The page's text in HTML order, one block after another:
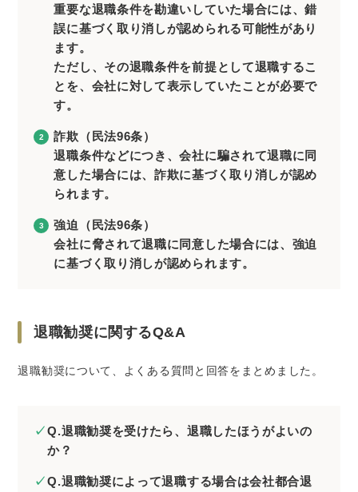
重要な退職条件を勘違いしていた場合には、錯
誤に基づく取り消しが認められる可能性があり
ます。
ただし、その退職条件を前提として退職するこ
とを、会社に対して表示していたことが必要で
す。
詐欺（民法96条）
退職条件などにつき、会社に騙されて退職に同
意した場合には、詐欺に基づく取り消しが認め
られます。
強迫（民法96条）
会社に脅されて退職に同意した場合には、強迫
に基づく取り消しが認められます。
退職勧奨に関するQ&A
退職勧奨について、よくある質問と回答をまとめました。
Q.退職勧奨を受けたら、退職したほうがよいの
か？
Q.退職勧奨によって退職する場合は会社都合退